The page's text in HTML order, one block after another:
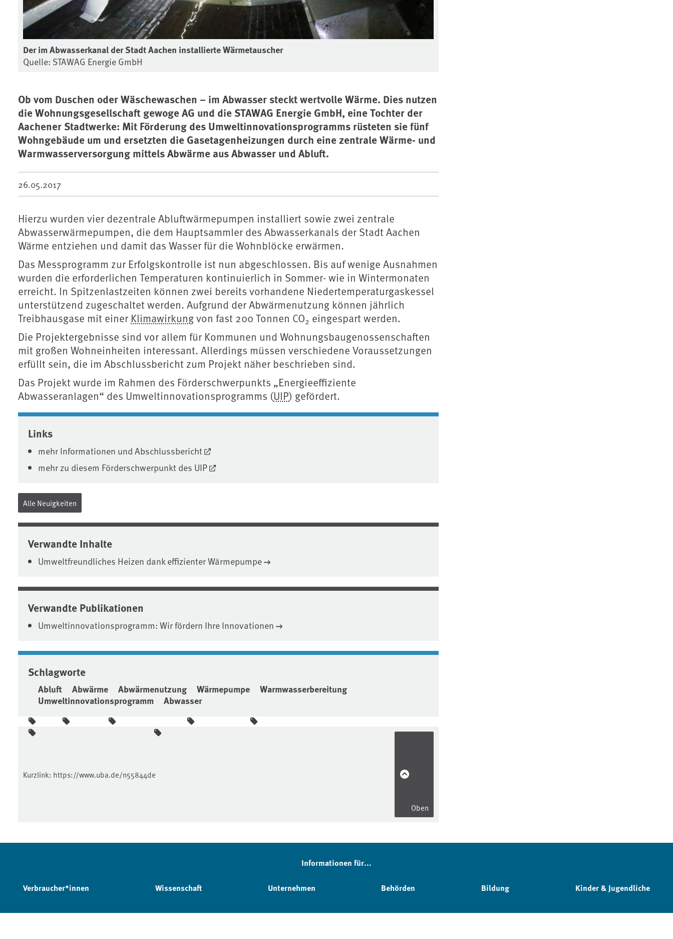
Der im Abwasserkanal der Stadt Aachen installierte Wärmetauscher
Quelle: STAWAG Energie GmbH
Ob vom Duschen oder Wäschewaschen – im Abwasser steckt wertvolle Wärme. Dies nutzen
die Wohnungsgesellschaft gewoge AG und die STAWAG Energie GmbH, eine Tochter der
Aachener Stadtwerke: Mit Förderung des Umweltinnovationsprogramms rüsteten sie fünf
Wohngebäude um und ersetzten die Gasetagenheizungen durch eine zentrale Wärme- und
Warmwasserversorgung mittels Abwärme aus Abwasser und Abluft.
26.05.2017
Hierzu wurden vier dezentrale Abluftwärmepumpen installiert sowie zwei zentrale
Abwasserwärmepumpen, die dem Hauptsammler des Abwasserkanals der Stadt Aachen
Wärme entziehen und damit das Wasser für die Wohnblöcke erwärmen.
Das Messprogramm zur Erfolgskontrolle ist nun abgeschlossen. Bis auf wenige Ausnahmen
wurden die erforderlichen Temperaturen kontinuierlich in Sommer- wie in Wintermonaten
erreicht. In Spitzenlastzeiten können zwei bereits vorhandene Niedertemperaturgaskessel
unterstützend zugeschaltet werden. Aufgrund der Abwärmenutzung können jährlich
Treibhausgase mit einer Klimawirkungvon fast 200 Tonnen CO2 eingespart werden.
Die Projektergebnisse sind vor allem für Kommunen und Wohnungsbaugenossenschaften
mit großen Wohneinheiten interessant. Allerdings müssen verschiedene Voraussetzungen
erfüllt sein, die im Abschlussbericht zum Projekt näher beschrieben sind.
Das Projekt wurde im Rahmen des Förderschwerpunkts „Energieeffiziente
Abwasseranlagen“ des Umweltinnovationsprogramms (UIP) gefördert.
Associated content
Links
mehr Informationen und Abschlussbericht
mehr zu diesem Förderschwerpunkt des UIP
Alle Neuigkeiten
Verwandte Inhalte
Umweltfreundliches Heizen dank effizienter Wärmepumpe
Verwandte Publikationen
Umweltinnovationsprogramm: Wir fördern Ihre Innovationen
Schlagworte
Abluft Abwärme Abwärmenutzung Wärmepumpe
Warmwasserbereitung
Umweltinnovationsprogramm
Abwasser
Kurzlink: https://www.uba.de/n55844de
Oben
Informationen für...
Verbraucher*innen Wissenschaft Unternehmen Behörden Bildung Kinder & Jugendliche